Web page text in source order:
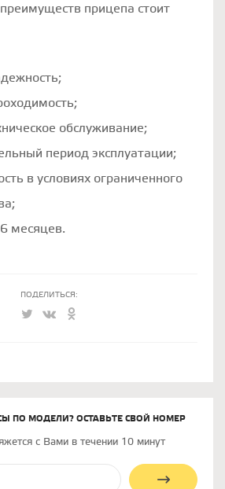
прицепа стоит
обслуживание;
период эксплуатации;
в условиях ограниченного
месяцев.
ПОДЕЛИТЬСЯ:
ПО МОДЕЛИ? ОСТАВЬТЕ СВОЙ НОМЕР
с Вами в течении 10 минут